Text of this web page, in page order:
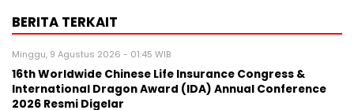
BERITA TERKAIT
Minggu, 9 Agustus 2026 - 01:45 WIB
16th Worldwide Chinese Life Insurance Congress &
International Dragon Award (IDA) Annual Conference
2026 Resmi Digelar